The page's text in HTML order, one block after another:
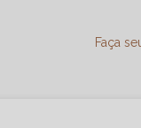
Faça